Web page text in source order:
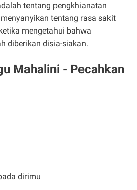
tentang pengkhianatan
tentang rasa sakit
mengetahui bahwa
diberikan disia-siakan.
Mahalini - Pecahkan
dirimu